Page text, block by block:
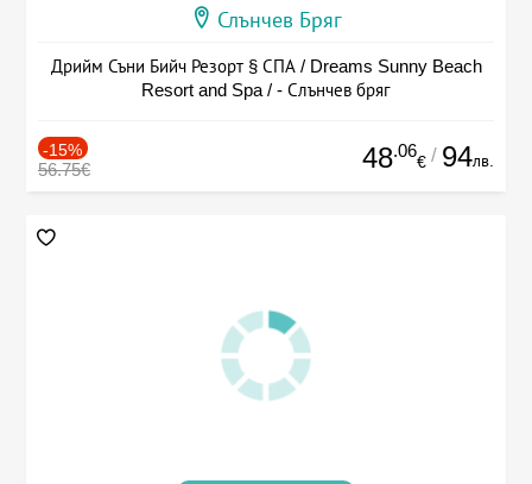
Слънчев Бряг
Дрийм Съни Бийч Резорт § СПА / Dreams Sunny Beach
Resort and Spa / - Слънчев бряг
-15%
56.75€ 48.06
€ / 94лв.